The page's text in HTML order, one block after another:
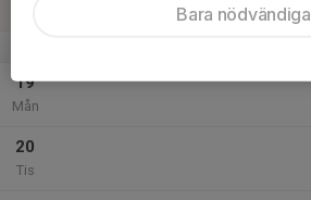
19
Mån
20
Tis
Bara nödvändiga